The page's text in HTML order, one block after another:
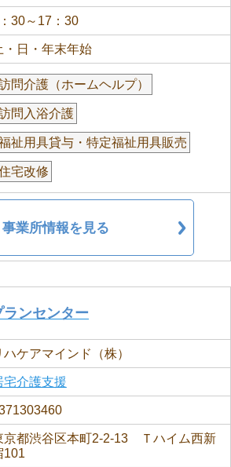
30～17：30
・日・年末年始
問介護（ホームヘルプ）
問入浴介護
祉用具貸与・特定福祉用具販売
宅改修
事業所情報を見る
ンセンター
ハケアマインド（株）
宅介護支援
京都渋谷区本町2-2-13 Ｔハイム西新
101